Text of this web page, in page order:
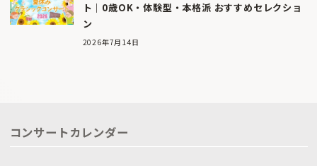
ト｜0歳OK・体験型・本格派 おすすめセレクショ
ン
2026年7月14日
コンサートカレンダー